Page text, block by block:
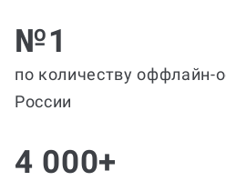
№1
по количеству оффлайн-
России
4 000+